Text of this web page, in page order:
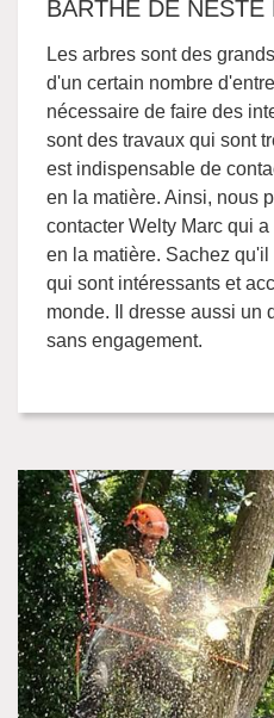
BARTHE DE
Les arbres sont des
d'un certain nombre
nécessaire de faire des
sont des travaux qui sont
est indispensable de
en la matière. Ainsi, nous
contacter Welty Marc qui
en la matière. Sachez
qui sont intéressants et
monde. Il dresse aussi un
sans engagement.